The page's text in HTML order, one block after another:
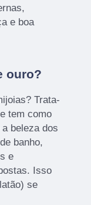
e boa
ouro?
Trata-
tem como
beleza dos
banho,
e
Isso
se